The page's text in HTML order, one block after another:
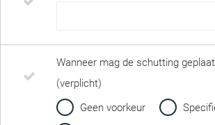
Wanneer mag de schutting
(verplicht)
Geen voorkeur